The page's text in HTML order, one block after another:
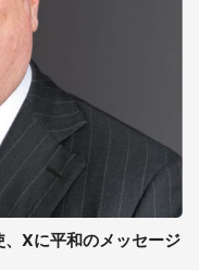
Xに平和のメッセージ